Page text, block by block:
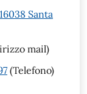
Santa
mail)
(Telefono)